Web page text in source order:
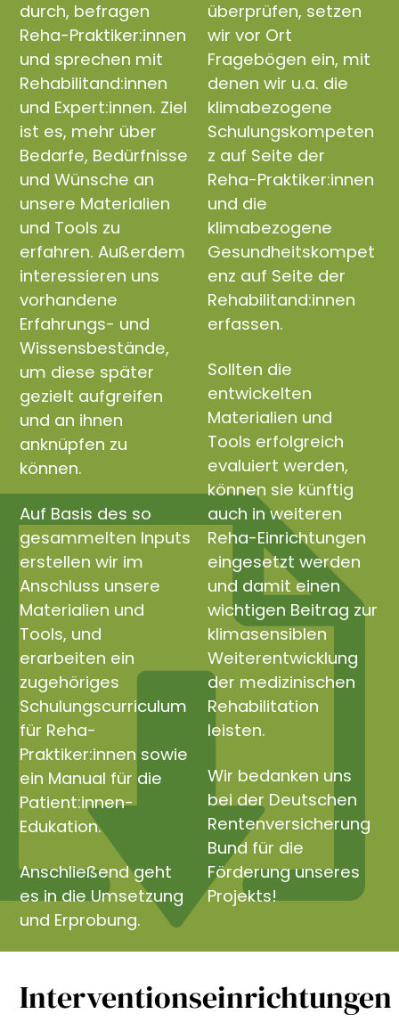
durch, befragen
Reha-Praktiker:innen
und sprechen mit
Rehabilitand:innen
und Expert:innen. Ziel
ist es, mehr über
Bedarfe, Bedürfnisse
und Wünsche an
unsere Materialien
und Tools zu
erfahren. Außerdem
interessieren uns
vorhandene
Erfahrungs- und
Wissensbestände,
um diese später
gezielt aufgreifen
und an ihnen
anknüpfen zu
können.
Auf Basis des so
gesammelten Inputs
erstellen wir im
Anschluss unsere
Materialien und
Tools, und
erarbeiten ein
zugehöriges
Schulungscurriculum
für Reha-
Praktiker:innen sowie
ein Manual für die
Patient:innen-
Edukation.
Anschließend geht
es in die Umsetzung
und Erprobung.
überprüfen, setzen
wir vor Ort
Fragebögen ein, mit
denen wir u.a. die
klimabezogene
Schulungskompeten
z auf Seite der
Reha-Praktiker:innen
und die
klimabezogene
Gesundheitskompet
enz auf Seite der
Rehabilitand:innen
erfassen.
Sollten die
entwickelten
Materialien und
Tools erfolgreich
evaluiert werden,
können sie künftig
auch in weiteren
Reha-Einrichtungen
eingesetzt werden
und damit einen
wichtigen Beitrag zur
klimasensiblen
Weiterentwicklung
der medizinischen
Rehabilitation
leisten.
Wir bedanken uns
bei der Deutschen
Rentenversicherung
Bund für die
Förderung unseres
Projekts!
Interventionseinrichtungen